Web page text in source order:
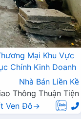
Mại Khu Vực
Chính Kinh Doanh
Nhà Bán Liền Kề
Thông Thuận Tiện
Ven Đô→